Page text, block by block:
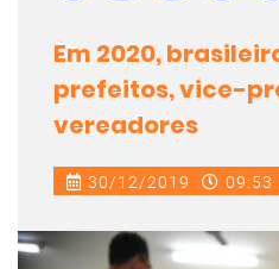
Em 2020,
prefeitos, vice-
vereadores
30/12/2019 09:53